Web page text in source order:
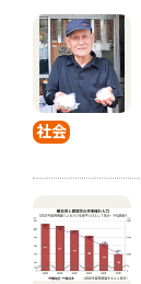
社会